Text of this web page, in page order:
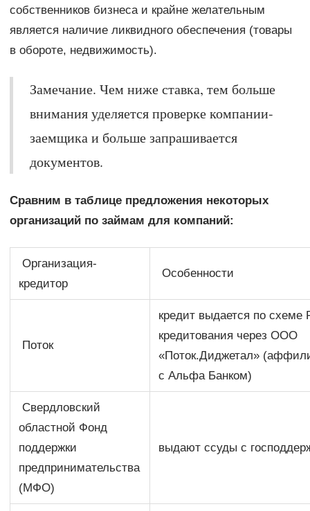
собственников бизнеса и крайне желательным
является наличие ликвидного обеспечения (товары
в обороте, недвижимость).
Замечание. Чем ниже ставка, тем больше
внимания уделяется проверке компании-
заемщика и больше запрашивается
документов.
Сравним в таблице предложения некоторых
организаций по займам для компаний:
Организация-
кредитор
Особенности
Поток
кредит выдается по схеме
кредитования через ООО
«Поток.Диджетал»
с Альфа Банком)
Свердловский
областной Фонд
поддержки
предпринимательства
(МФО)
выдают ссуды с